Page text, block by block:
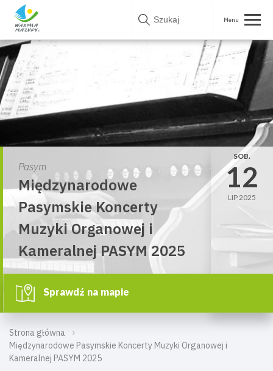
Skip
Strona główna
Międzynarodowe Pasymskie Koncerty Muzyki Organowej i
Kameralnej PASYM 2025
Pasym
Międzynarodowe
Pasymskie Koncerty
Muzyki Organowej i
Kameralnej PASYM 2025
SOB.
12
LIP 2025
Sprawdź na mapie